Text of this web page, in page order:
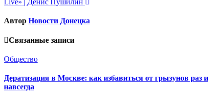
Live» | Денис Пушилин
Автор Новости Донецка
Связанные записи
Общество
Дератизация в Москве: как избавиться от грызунов раз и
навсегда